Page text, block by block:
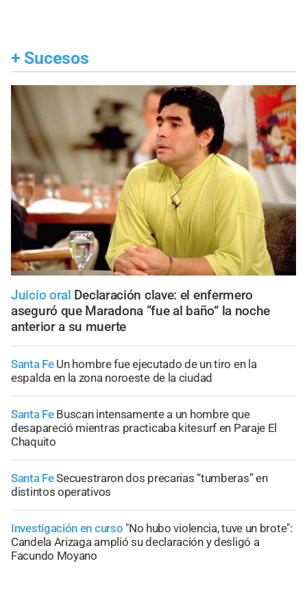
+ Sucesos
Juicio oral Declaración clave: el enfermero
aseguró que Maradona “fue al baño” la noche
anterior a su muerte
Santa Fe Un hombre fue ejecutado de un tiro en la
espalda en la zona noroeste de la ciudad
Santa Fe Buscan intensamente a un hombre que
desapareció mientras practicaba kitesurf en Paraje El
Chaquito
Santa FeSecuestraron dos precarias “tumberas” en
distintos operativos
Investigación en curso "No hubo violencia, tuve un brote":
Candela Arizaga amplió su declaración y desligó a
Facundo Moyano